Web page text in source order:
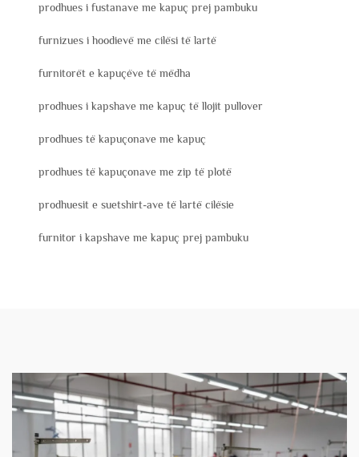
prodhues i fustanave me kapuç prej pambuku
furnizues i hoodievë me cilësi të lartë
furnitorët e kapuçëve të mëdha
prodhues i kapshave me kapuç të llojit pullover
prodhues të kapuçonave me kapuç
prodhues të kapuçonave me zip të plotë
prodhuesit e suetshirt-ave të lartë cilësie
furnitor i kapshave me kapuç prej pambuku